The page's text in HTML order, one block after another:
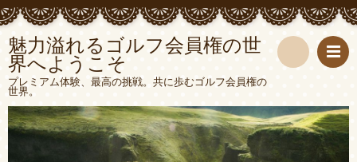
魅力溢れるゴルフ会員権の世
界へようこそ
プレミアム体験、最高の挑戦。共に歩むゴルフ会員権の
世界。
索